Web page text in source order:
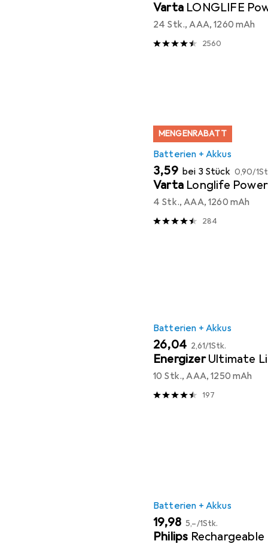
Varta LONGLIFE
24 Stk., AAA, 1260 mAh
2560
MENGENRABATT
Batterien + Akkus
EUR
3,59 bei 3 Stück EUR
0,90/
Varta Longlife Power
4 Stk., AAA, 1260 mAh
284
Batterien + Akkus
EUR
26,04 EUR
2,61/1Stk.
Energizer Ultimate
10 Stk., AAA, 1250 mAh
197
Batterien + Akkus
EUR
19,98 EUR
5,–/1Stk.
Philips